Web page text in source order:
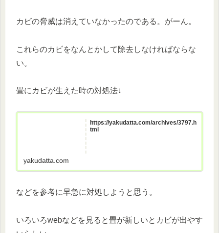
カビの脅威は消えていなかったのである。がーん。
これらのカビをなんとかして除去しなければならな
い。
畳にカビが生えた時の対処法↓
https://yakudatta.com/archives/3797.h
tml
yakudatta.com
などを参考に早急に対処しようと思う。
いろいろwebなどを見ると畳が新しいとカビが出やす